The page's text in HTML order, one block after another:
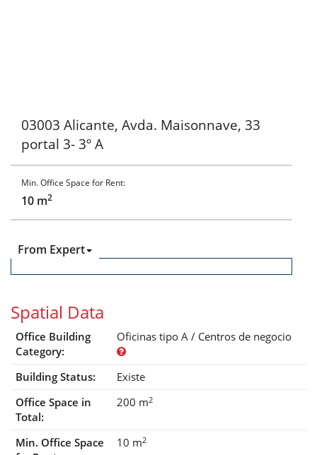
03003 Alicante, Avda. Maisonnave, 33
portal 3- 3º A
Min. Office Space for Rent:
10 m2
From Expert
Spatial Data
Office Building
Category:
Oficinas tipo A / Centros de negocio
Building Status:
Existe
Office Space in
Total:
200 m2
Min. Office Space
10 m2